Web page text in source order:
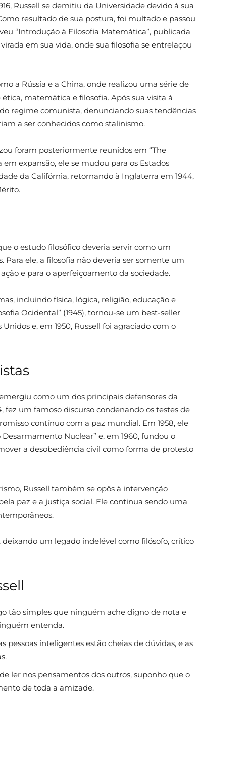
Russell se demitiu da Universidade devido à sua
resultado de sua postura, foi multado e passou
“Introdução à Filosofia Matemática”, publicada
em sua vida, onde sua filosofia se entrelaçou
a Rússia e a China, onde realizou uma série de
matemática e filosofia. Após sua visita à
regime comunista, denunciando suas tendências
a ser conhecidos como stalinismo.
foram posteriormente reunidos em “The
em expansão, ele se mudou para os Estados
da Califórnia, retornando à Inglaterra em 1944,
o estudo filosófico deveria servir como um
ele, a filosofia não deveria ser somente um
e para o aperfeiçoamento da sociedade.
incluindo física, lógica, religião, educação e
Ocidental” (1945), tornou-se um best-seller
e, em 1950, Russell foi agraciado com o
como um dos principais defensores da
fez um famoso discurso condenando os testes de
contínuo com a paz mundial. Em 1958, ele
Nuclear” e, em 1960, fundou o
a desobediência civil como forma de protesto
Russell também se opôs à intervenção
paz e a justiça social. Ele continua sendo uma
deixando um legado indelével como filósofo, crítico
tão simples que ninguém ache digno de nota e
entenda.
pessoas inteligentes estão cheias de dúvidas, e as
ler nos pensamentos dos outros, suponho que o
de toda a amizade.